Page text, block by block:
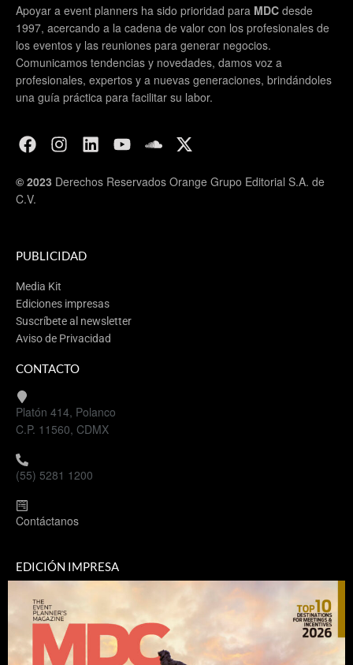
Apoyar a event planners ha sido prioridad para MDC desde
1997, acercando a la cadena de valor con los profesionales de
los eventos y las reuniones para generar negocios.
Comunicamos tendencias y novedades, damos voz a
profesionales, expertos y a nuevas generaciones, brindándoles
una guía práctica para facilitar su labor.
© 2023 Derechos Reservados Orange Grupo Editorial S.A. de
C.V.
PUBLICIDAD
Media Kit
Ediciones impresas
Suscríbete al newsletter
Aviso de Privacidad
CONTACTO
Platón 414, Polanco
C.P. 11560, CDMX
(55) 5281 1200
Contáctanos
EDICIÓN IMPRESA